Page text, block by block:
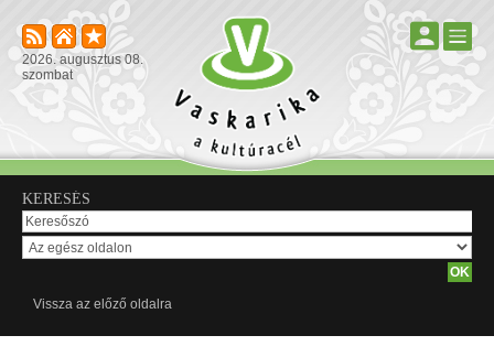
2026. augusztus 08.
szombat
KERESÉS
Vissza az előző oldalra